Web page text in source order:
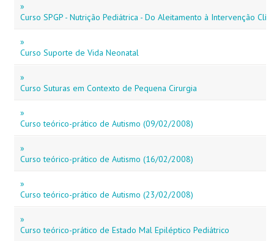
»
Curso SPGP - Nutrição Pediátrica - Do Aleitamento à Intervenção
»
Curso Suporte de Vida Neonatal
»
Curso Suturas em Contexto de Pequena Cirurgia
»
Curso teórico-prático de Autismo (09/02/2008)
»
Curso teórico-prático de Autismo (16/02/2008)
»
Curso teórico-prático de Autismo (23/02/2008)
»
Curso teórico-prático de Estado Mal Epiléptico Pediátrico